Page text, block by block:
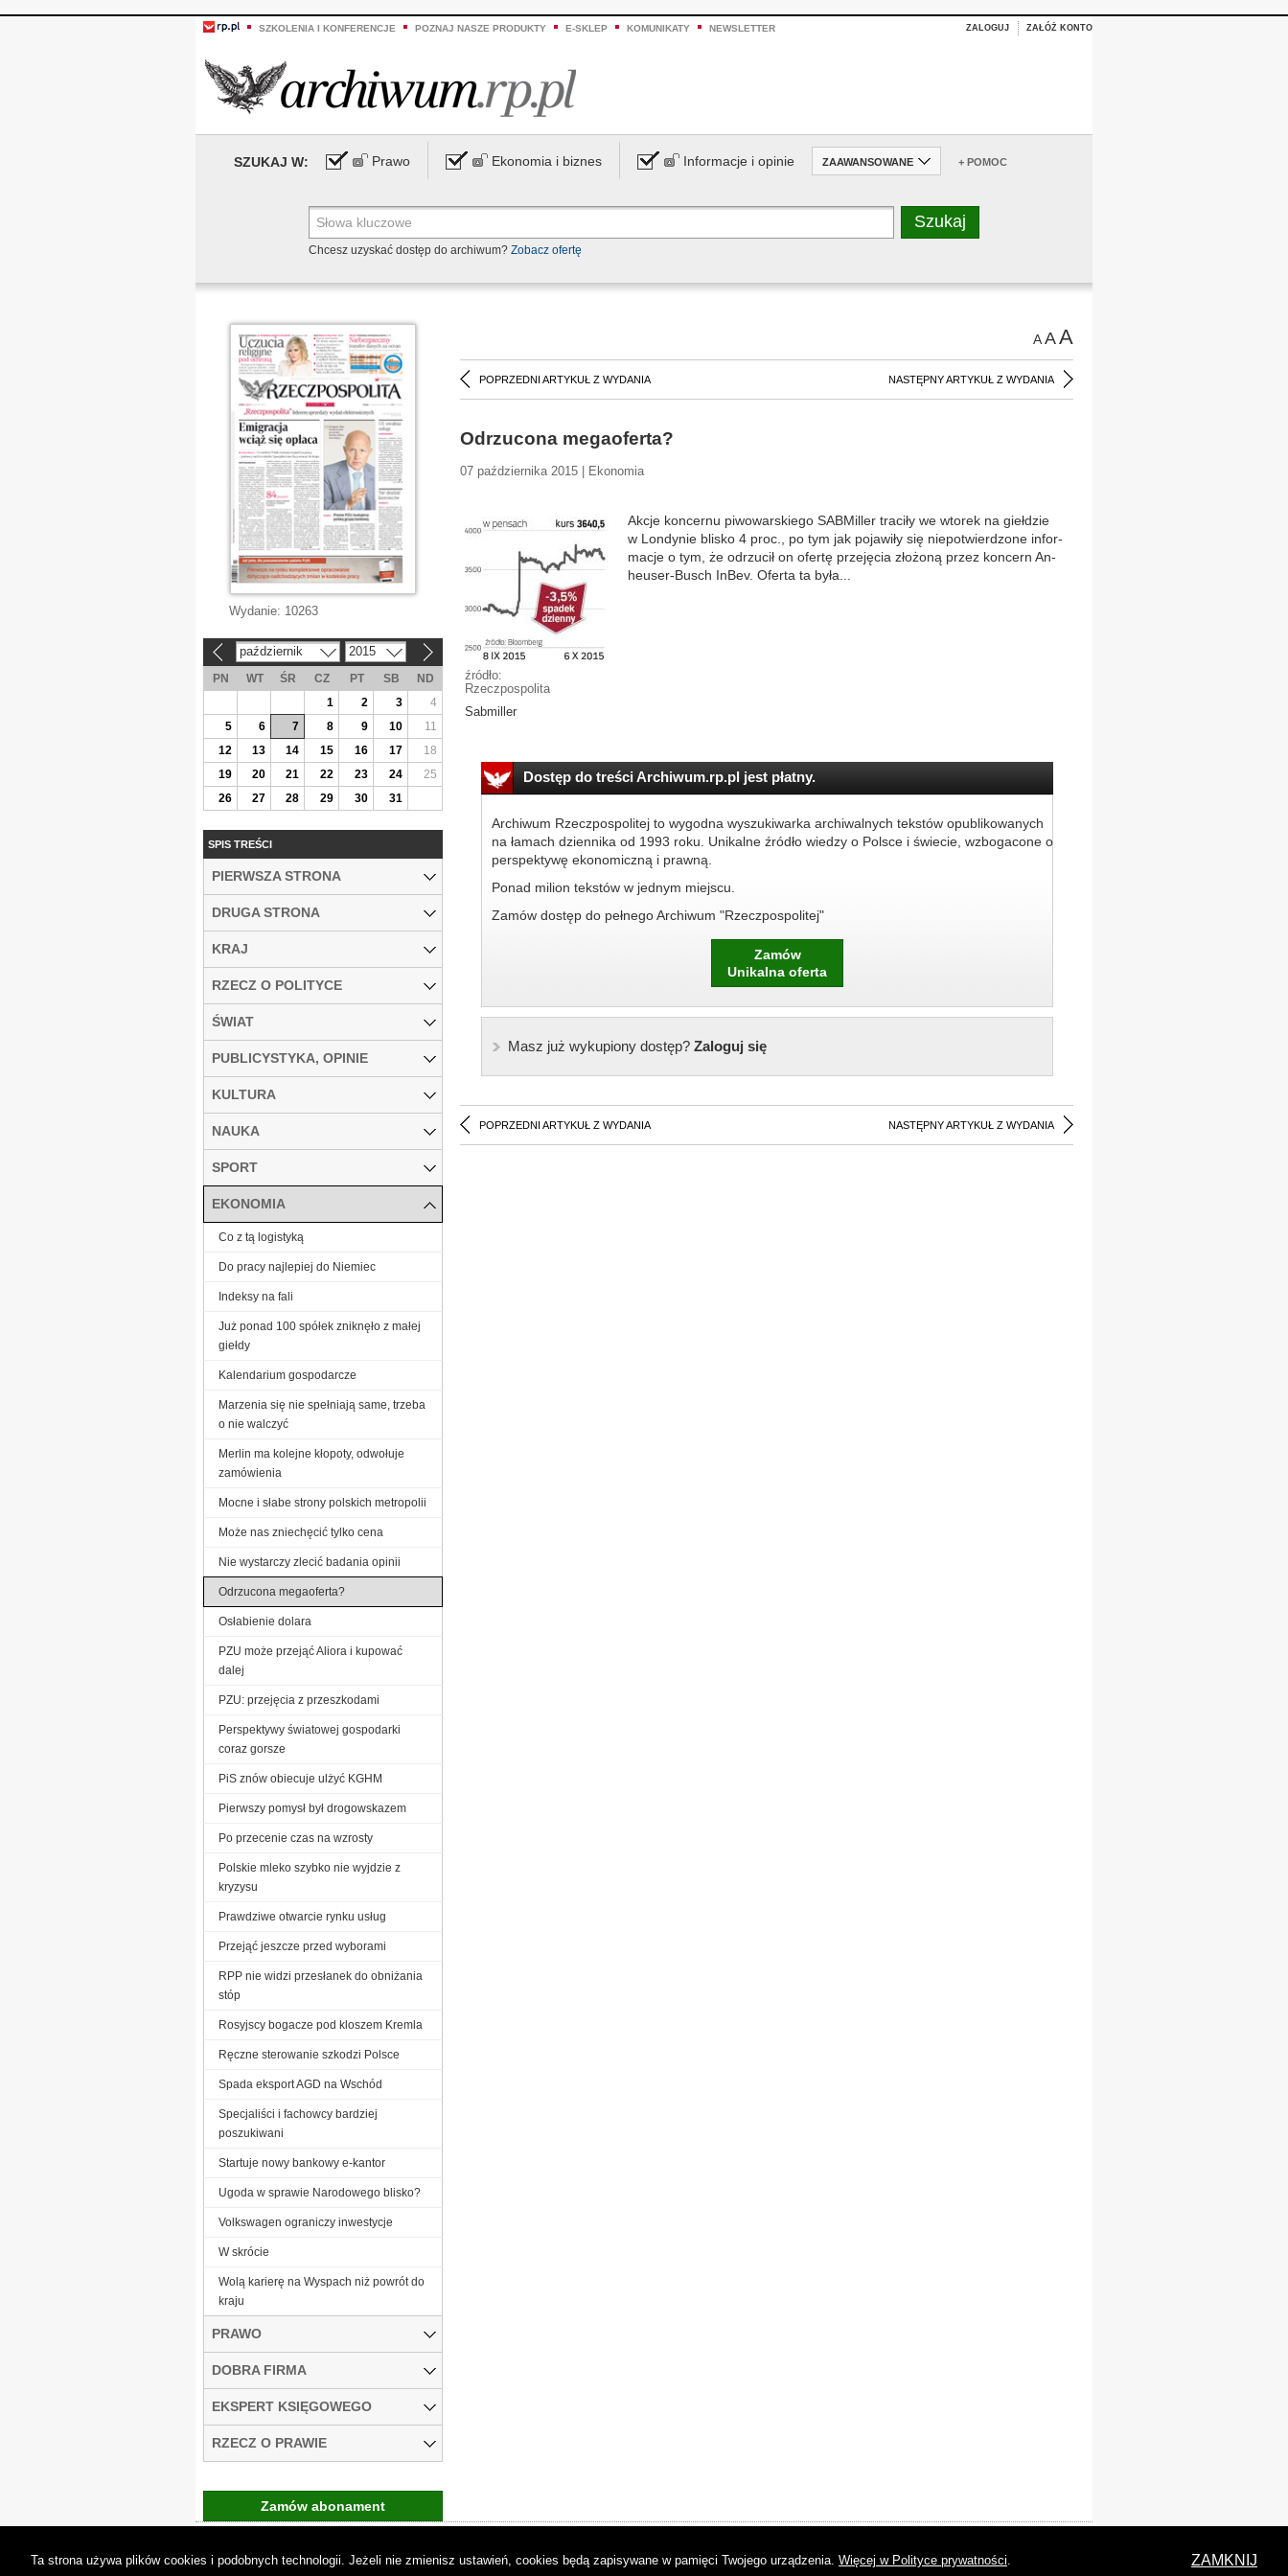
SZKOLENIA I KONFERENCJE POZNAJ NASZE PRODUKTY E-SKLEP KOMUNIKATY NEWSLETTER ZALOGUJ ZAŁÓŻ KONTO
SZUKAJ W: Prawo Ekonomia i biznes Informacje i opinie ZAAWANSOWANE + POMOC
Chcesz uzyskać dostęp do archiwum? Zobacz ofertę
AAA
POPRZEDNI ARTYKUŁ Z WYDANIA NASTĘPNY ARTYKUŁ Z WYDANIA
Odrzucona megaoferta?
07 października 2015 | Ekonomia
źródło:
Rzeczpospolita
Sabmiller
Ak­cje kon­cer­nu pi­wo­war­skie­go SAB­Mil­ler tra­ci­ły we wto­rek na gieł­dzie
w Lon­dy­nie bli­sko 4 proc., po tym jak po­ja­wi­ły się nie­po­twier­dzo­ne in­for­
ma­cje o tym, że od­rzu­cił on ofer­tę prze­ję­cia zło­żo­ną przez kon­cern An­
heu­ser-Busch In­Bev. Ofer­ta ta by­ła...
Dostęp do treści Archiwum.rp.pl jest płatny.
Archiwum Rzeczpospolitej to wygodna wyszukiwarka archiwalnych tekstów opublikowanych
na łamach dziennika od 1993 roku. Unikalne źródło wiedzy o Polsce i świecie, wzbogacone o
perspektywę ekonomiczną i prawną.
Ponad milion tekstów w jednym miejscu.
Zamów dostęp do pełnego Archiwum "Rzeczpospolitej"
Zamów
Unikalna oferta
Masz już wykupiony dostęp?Zaloguj się
POPRZEDNI ARTYKUŁ Z WYDANIA NASTĘPNY ARTYKUŁ Z WYDANIA
Wydanie: 10263
październik 2015
PN WT ŚR CZ PT SB
ND
1
2 3
4
5
6 7 8 9 10
11
12
13 14 15 16 17
18
19
20 21 22 23 24
25
26
27 28 29 30 31
SPIS TREŚCI
PIERWSZA STRONA
DRUGA STRONA
KRAJ
RZECZ O POLITYCE
ŚWIAT
PUBLICYSTYKA, OPINIE
KULTURA
NAUKA
SPORT
EKONOMIA
Co z tą logistyką
Do pracy najlepiej do Niemiec
Indeksy na fali
Już ponad 100 spółek zniknęło z małej
giełdy
Kalendarium gospodarcze
Marzenia się nie spełniają same, trzeba
o nie walczyć
Merlin ma kolejne kłopoty, odwołuje
zamówienia
Mocne i słabe strony polskich metropolii
Może nas zniechęcić tylko cena
Nie wystarczy zlecić badania opinii
Odrzucona megaoferta?
Osłabienie dolara
PZU może przejąć Aliora i kupować
dalej
PZU: przejęcia z przeszkodami
Perspektywy światowej gospodarki
coraz gorsze
PiS znów obiecuje ulżyć KGHM
Pierwszy pomysł był drogowskazem
Po przecenie czas na wzrosty
Polskie mleko szybko nie wyjdzie z
kryzysu
Prawdziwe otwarcie rynku usług
Przejąć jeszcze przed wyborami
RPP nie widzi przesłanek do obniżania
stóp
Rosyjscy bogacze pod kloszem Kremla
Ręczne sterowanie szkodzi Polsce
Spada eksport AGD na Wschód
Specjaliści i fachowcy bardziej
poszukiwani
Startuje nowy bankowy e-kantor
Ugoda w sprawie Narodowego blisko?
Volkswagen ograniczy inwestycje
W skrócie
Wolą karierę na Wyspach niż powrót do
kraju
PRAWO
DOBRA FIRMA
EKSPERT KSIĘGOWEGO
RZECZ O PRAWIE
Zamów abonament
Ta strona używa plików cookies i podobnych technologii. Jeżeli nie zmienisz ustawień, cookies będą zapisywane w pamięci Twojego urządzenia. Więcej w Polityce prywatności. ZAMKNIJ